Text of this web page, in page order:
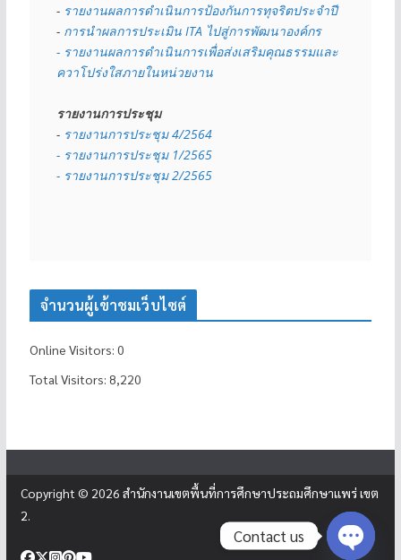
- รายงานผลการดำเนินการป้องกันการทุจริตประจำปี
- การนำผลการประเมิน ITA ไปสู่การพัฒนาองค์กร
- รายงานผลการดำเนินการเพื่อส่งเสริมคุณธรรมและ
ควาโปร่งใสภายในหน่วยงาน
รายงานการประชุม
- รายงานการประชุม 4/2564
- รายงานการประชุม 1/2565
- รายงานการประชุม 2/2565
จำนวนผู้เข้าชมเว็บไซต์
Online Visitors: 0
Total Visitors: 8,220
Copyright © 2026 สำนักงานเขตพื้นที่การศึกษาประถมศึกษาแพร่ เขต
2.
Contact us